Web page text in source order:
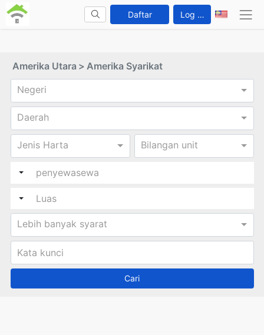
Daftar Log Masuk
Amerika Utara > Amerika Syarikat
Negeri
Daerah
Jenis Harta Bilangan unit
Lebih banyak syarat